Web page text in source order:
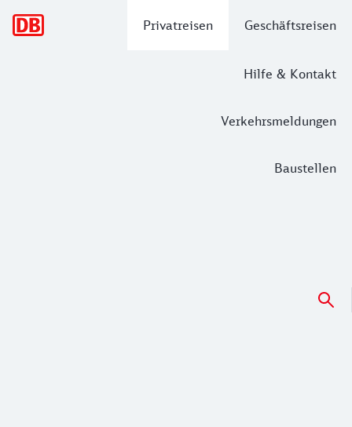
Privatreisen Geschäftsreisen
Hilfe & Kontakt
Verkehrsmeldungen
Baustellen